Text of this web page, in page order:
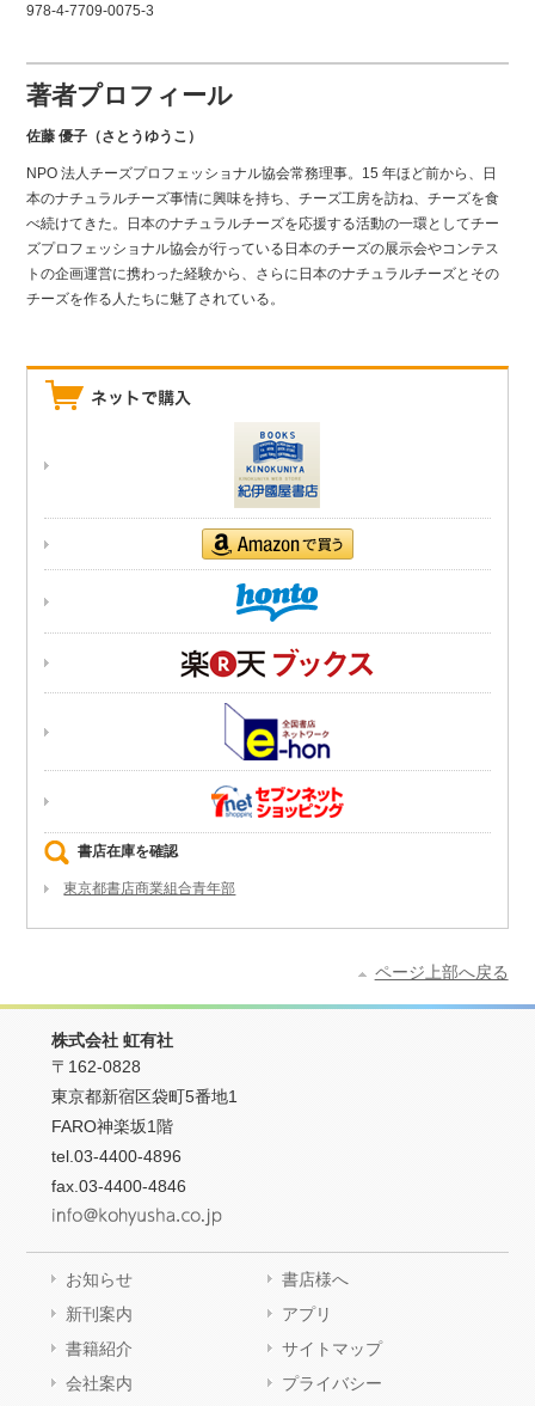
978-4-7709-0075-3
著者プロフィール
佐藤 優子（さとうゆうこ）
NPO 法人チーズプロフェッショナル協会常務理事。15 年ほど前から、日
本のナチュラルチーズ事情に興味を持ち、チーズ工房を訪ね、チーズを食
べ続けてきた。日本のナチュラルチーズを応援する活動の一環としてチー
ズプロフェッショナル協会が行っている日本のチーズの展示会やコンテス
トの企画運営に携わった経験から、さらに日本のナチュラルチーズとその
チーズを作る人たちに魅了されている。
書店在庫を確認
東京都書店商業組合青年部
ページ上部へ戻る
株式会社 虹有社
〒162-0828
東京都新宿区袋町5番地1
FARO神楽坂1階
tel.03-4400-4896
fax.03-4400-4846
お知らせ
新刊案内
書籍紹介
会社案内
書店様へ
アプリ
サイトマップ
プライバシー